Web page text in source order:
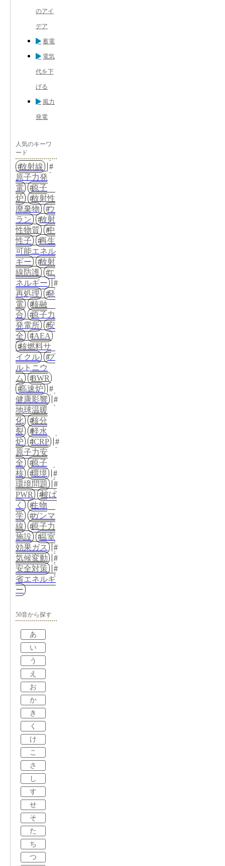
のアイ
デア
蓄電
電気
代を下
げる
風力
発電
人気のキーワ
ード
放射線
原子力発
電
原子
炉
放射性
廃棄物
ウ
ラン
放射
性物質
中
性子
再生
可能エネル
ギー
放射
線防護
エ
ネルギー
再処理
発
電
核融
合
原子力
発電所
安
全
IAEA
核燃料サ
イクル
プ
ルトニウ
ム
BWR
高速炉
健康影響
地球温暖
化
核分
裂
軽水
炉
ICRP
原子力安
全
原子
核
環境
環境問題
PWR
被ば
く
生物
学
ガンマ
線
原子力
施設
温室
効果ガス
気候変動
安全対策
省エネルギ
ー
50音から探す
あ
い
う
え
お
か
き
く
け
こ
さ
し
す
せ
そ
た
ち
つ